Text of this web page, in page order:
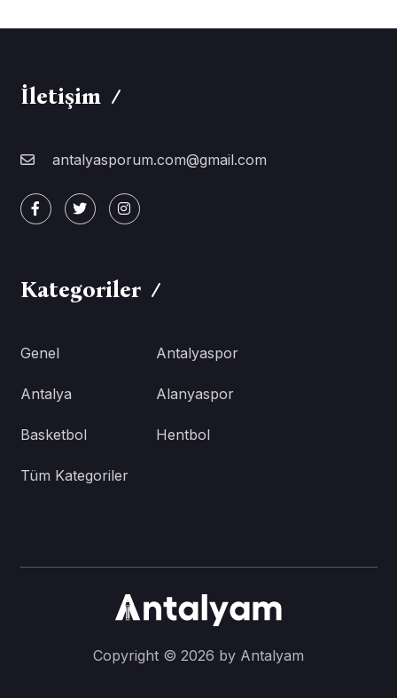
İletişim
antalyasporum.com@gmail.com
Kategoriler
Genel Antalyaspor
Antalya Alanyaspor
Basketbol Hentbol
Tüm Kategoriler
Copyright © 2026 by Antalyam